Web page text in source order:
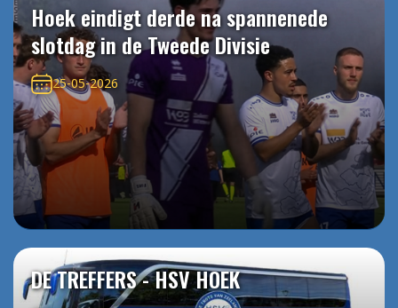
Hoek eindigt derde na spannenede
slotdag in de Tweede Divisie
25-05-2026
DE TREFFERS - HSV HOEK